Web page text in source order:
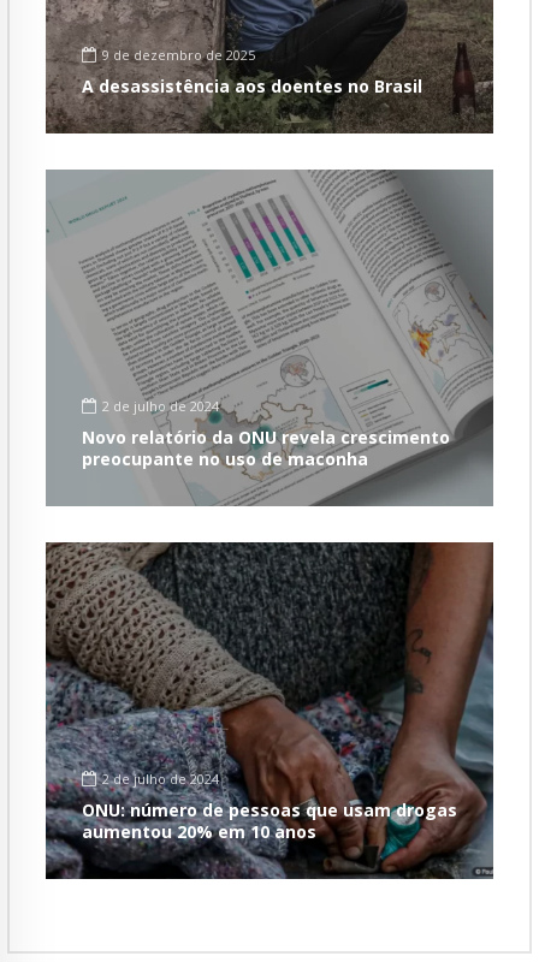
9 de dezembro de 2025
A desassistência aos doentes no Brasil
2 de julho de 2024
Novo relatório da ONU revela crescimento
preocupante no uso de maconha
2 de julho de 2024
ONU: número de pessoas que usam drogas
aumentou 20% em 10 anos